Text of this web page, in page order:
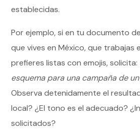
establecidas.
Por ejemplo, si en tu documento
que vives en México, que trabajas
prefieres listas con emojis, solicita:
esquema para una campaña de
Observa detenidamente el
local? ¿El tono es el adecuado?
solicitados?